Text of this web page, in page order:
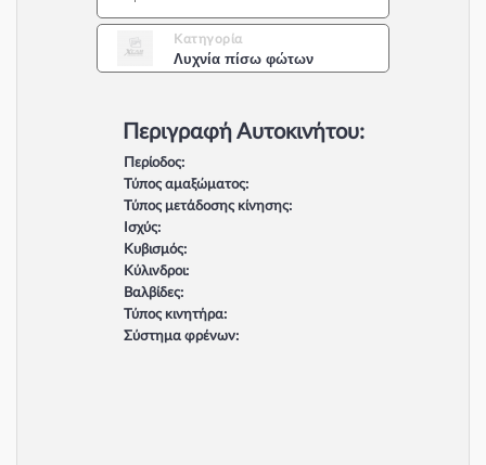
Κατηγορία
Λυχνία πίσω φώτων
Περιγραφή Αυτοκινήτου:
Περίοδος:
Τύπος αμαξώματος:
Τύπος μετάδοσης κίνησης:
Ισχύς:
Κυβισμός:
Κύλινδροι:
Βαλβίδες:
Τύπος κινητήρα:
Σύστημα φρένων: